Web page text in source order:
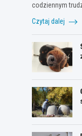
codziennym
Czytaj dalej